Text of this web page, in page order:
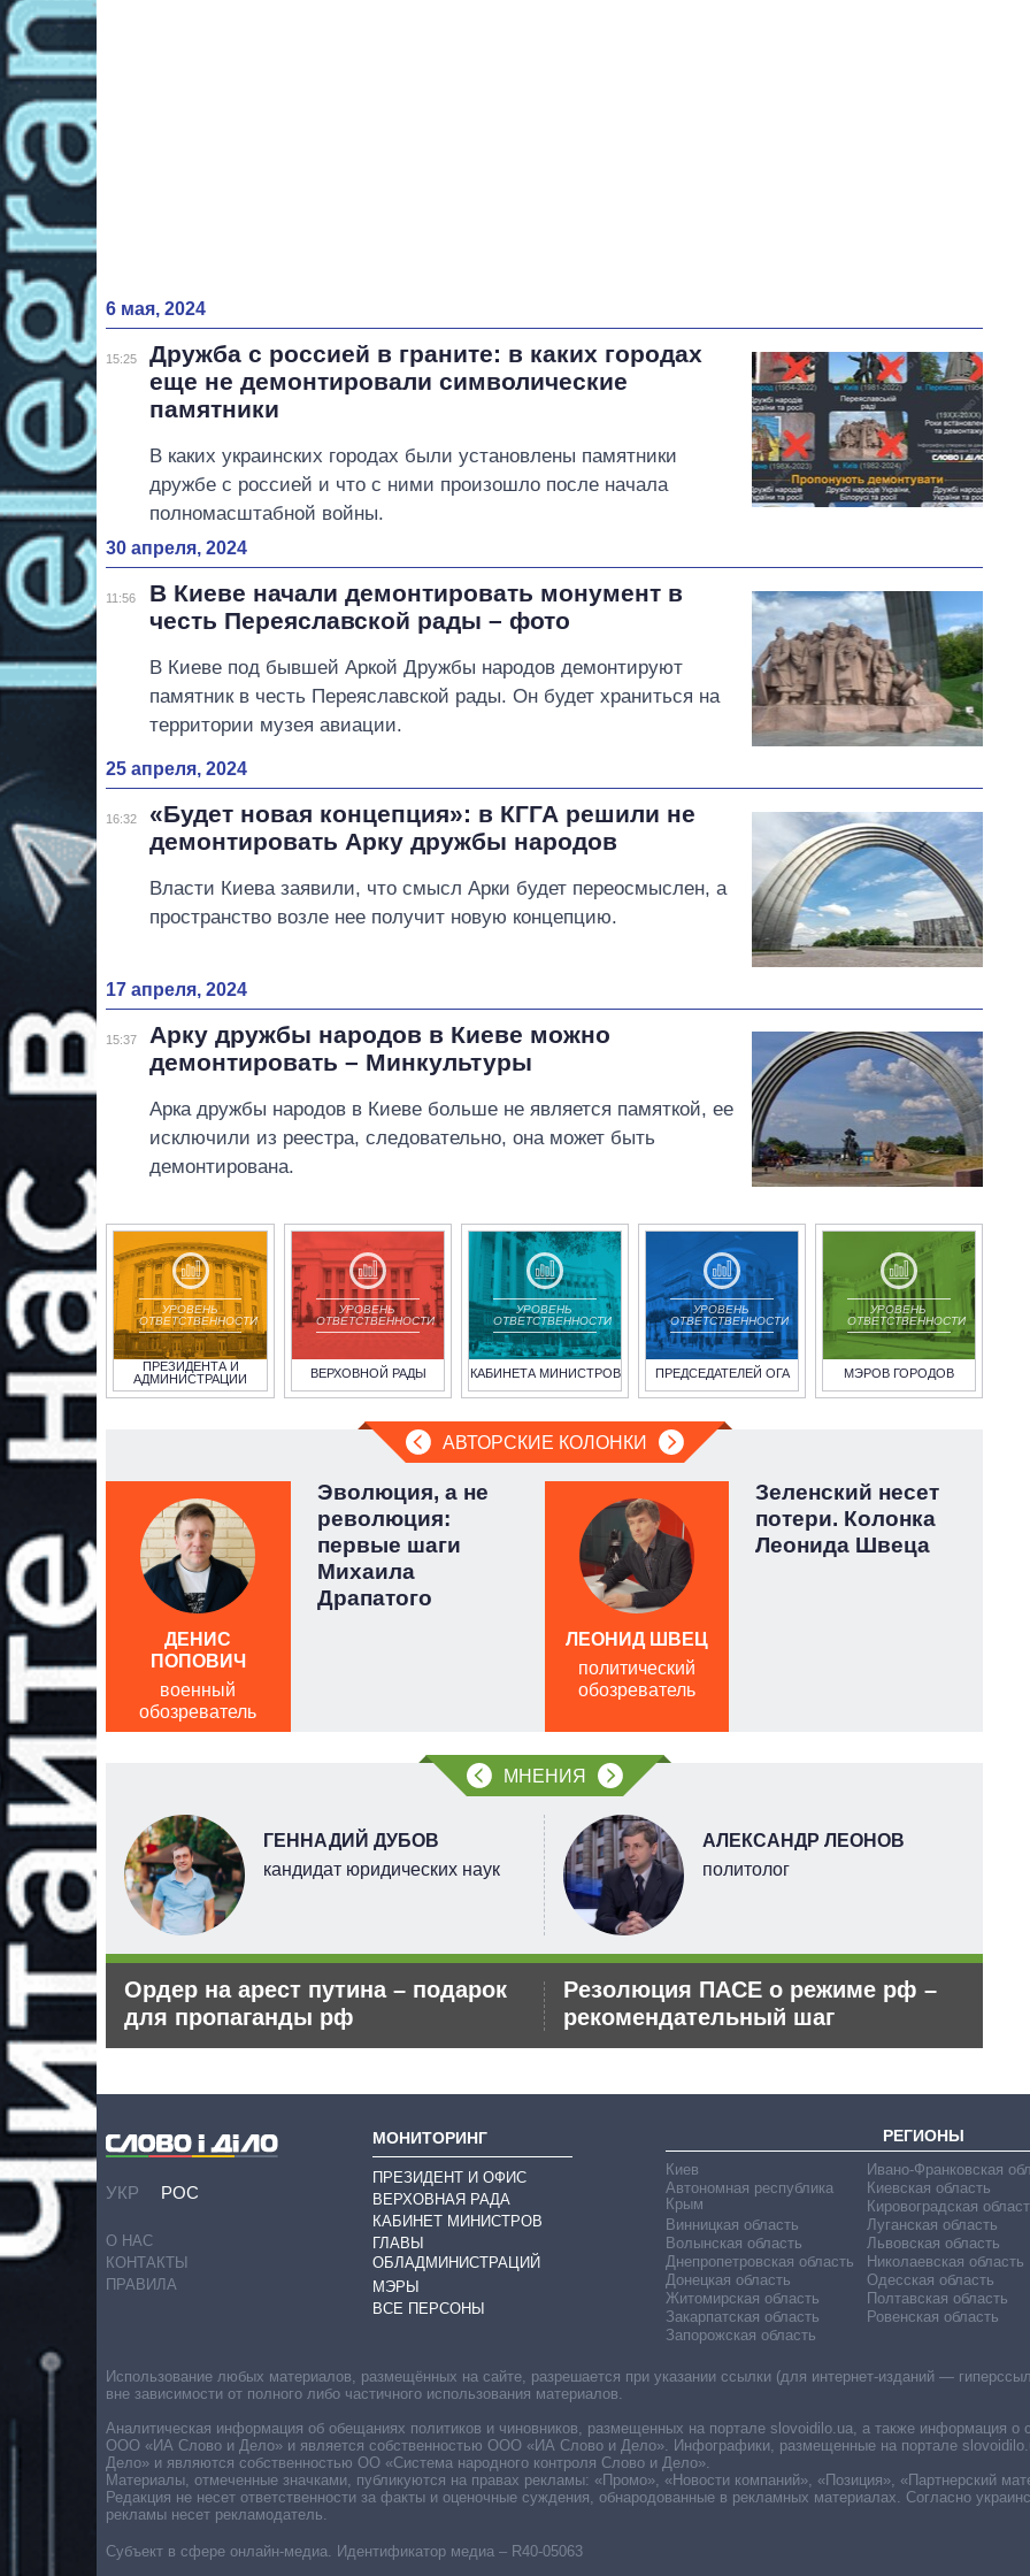
6 мая, 2024
15:25
Дружба с россией в граните: в каких городах
еще не демонтировали символические
памятники
В каких украинских городах были установлены памятники
дружбе с россией и что с ними произошло после начала
полномасштабной войны.
30 апреля, 2024
11:56
В Киеве начали демонтировать монумент в
честь Переяславской рады – фото
В Киеве под бывшей Аркой Дружбы народов демонтируют
памятник в честь Переяславской рады. Он будет храниться на
территории музея авиации.
25 апреля, 2024
16:32
«Будет новая концепция»: в КГГА решили не
демонтировать Арку дружбы народов
Власти Киева заявили, что смысл Арки будет переосмыслен, а
пространство возле нее получит новую концепцию.
17 апреля, 2024
15:37
Арку дружбы народов в Киеве можно
демонтировать – Минкультуры
Арка дружбы народов в Киеве больше не является памяткой, ее
исключили из реестра, следовательно, она может быть
демонтирована.
УРОВЕНЬ
ОТВЕТСТВЕННОСТИ
ПРЕЗИДЕНТА И
АДМИНИСТРАЦИИ
УРОВЕНЬ
ОТВЕТСТВЕННОСТИ
ВЕРХОВНОЙ РАДЫ
УРОВЕНЬ
ОТВЕТСТВЕННОСТИ
КАБИНЕТА МИНИСТРОВ
УРОВЕНЬ
ОТВЕТСТВЕННОСТИ
ПРЕДСЕДАТЕЛЕЙ ОГА
УРОВЕНЬ
ОТВЕТСТВЕННОСТИ
МЭРОВ ГОРОДОВ
АВТОРСКИЕ КОЛОНКИ
в
Эволюция, а не
революция:
первые шаги
Михаила
Драпатого
ДЕНИС
ПОПОВИЧ
военный
обозреватель
Зеленский несет
потери. Колонка
Леонида Швеца
ЛЕОНИД ШВЕЦ
политический
обозреватель
МНЕНИЯ
ГЕННАДИЙ ДУБОВ
кандидат юридических наук
Ордер на арест путина – подарок
для пропаганды рф
АЛЕКСАНДР ЛЕОНОВ
политолог
Резолюция ПАСЕ о режиме рф –
рекомендательный шаг
тысячелетние храмы
Черниговщины в Список
объектов всемирного наследия,
находящихся под угрозой
УКР РОС
О НАС
КОНТАКТЫ
ПРАВИЛА
МОНИТОРИНГ
ПРЕЗИДЕНТ И ОФИС
ВЕРХОВНАЯ РАДА
КАБИНЕТ МИНИСТРОВ
ГЛАВЫ
ОБЛАДМИНИСТРАЦИЙ
МЭРЫ
ВСЕ ПЕРСОНЫ
РЕГИОНЫ
Киев
Автономная республика
Крым
Винницкая область
Волынская область
Днепропетровская область
Донецкая область
Житомирская область
Закарпатская область
Запорожская область
Ивано-Франковская
Киевская область
Кировоградская
Луганская область
Львовская область
Николаевская область
Одесская область
Полтавская область
Ровенская область
Субъект в сфере онлайн-медиа. Идентификатор медиа – R40-05063
Использование любых материалов, размещённых на сайте, разрешается при указании ссылки (для интернет-изданий —
вне зависимости от полного либо частичного использования материалов.
Аналитическая информация об обещаниях политиков и чиновников, размещенных на портале slovoidilo.ua, а также информация о
ООО «ИА Слово и Дело» и является собственностью ООО «ИА Слово и Дело». Инфографики, размещенные на портале
Дело» и являются собственностью ОО «Система народного контроля Слово и Дело».
Материалы, отмеченные значками, публикуются на правах рекламы: «Промо», «Новости компаний», «Позиция», «Партнерский
Редакция не несет ответственности за факты и оценочные суждения, обнародованные в рекламных материалах. Согласно
рекламы несет рекламодатель.